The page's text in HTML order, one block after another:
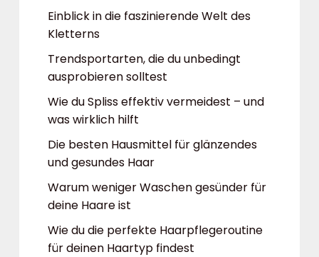
Einblick in die faszinierende Welt des
Kletterns
Trendsportarten, die du unbedingt
ausprobieren solltest
Wie du Spliss effektiv vermeidest – und
was wirklich hilft
Die besten Hausmittel für glänzendes
und gesundes Haar
Warum weniger Waschen gesünder für
deine Haare ist
Wie du die perfekte Haarpflegeroutine
für deinen Haartyp findest